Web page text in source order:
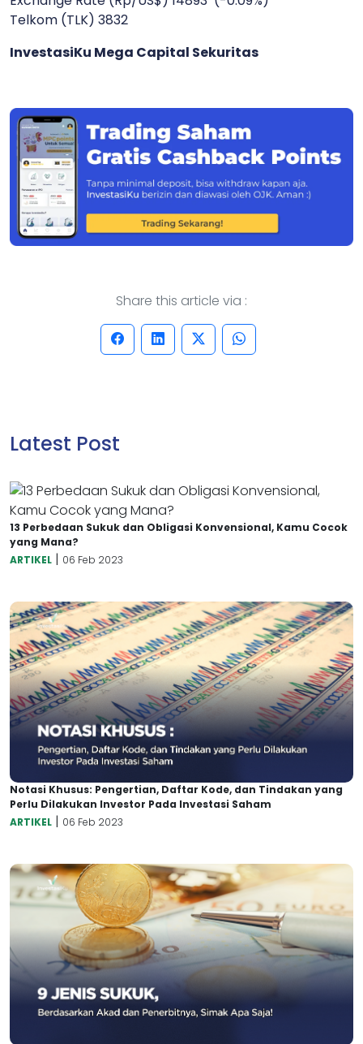
Telkom (TLK) 3832
InvestasiKu Mega Capital Sekuritas
Share this article via :
Latest Post
13 Perbedaan Sukuk dan Obligasi Konvensional, Kamu Cocok
yang Mana?
ARTIKEL | 06 Feb 2023
Notasi Khusus: Pengertian, Daftar Kode, dan Tindakan yang
Perlu Dilakukan Investor Pada Investasi Saham
ARTIKEL | 06 Feb 2023